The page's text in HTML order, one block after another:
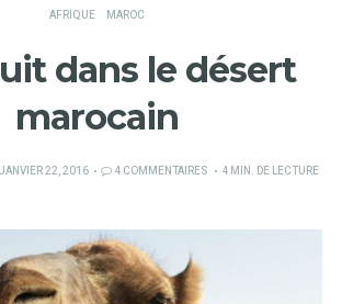
AFRIQUE MAROC
dans le désert
marocain
PUBLIÉ
JANVIER 22, 2016 4 COMMENTAIRES 4 MIN. DE LECTURE